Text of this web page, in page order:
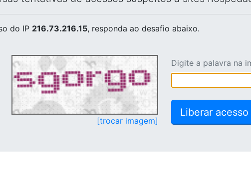
do IP 216.73.216.15, responda ao desafio abaixo.
[trocar imagem]
Digite a palavra na